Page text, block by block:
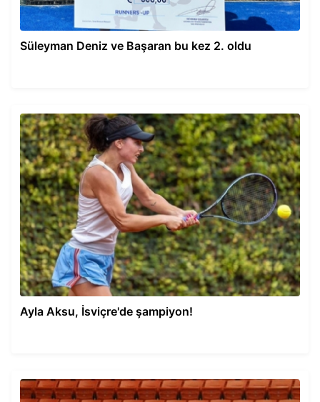
Süleyman Deniz ve Başaran bu kez 2. oldu
Ayla Aksu, İsviçre'de şampiyon!